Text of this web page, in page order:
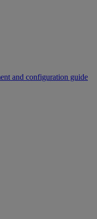
and configuration guide